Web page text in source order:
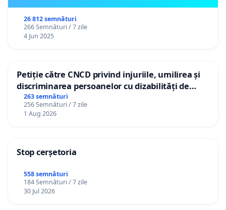
26 812 semnături
266 Semnături / 7 zile
4 Jun 2025
Petiție către CNCD privind injuriile, umilirea și
discriminarea persoanelor cu dizabilități de
către utilizatorul TikTok „Gorici”
263 semnături
256 Semnături / 7 zile
1 Aug 2026
Stop cerșetoria
558 semnături
184 Semnături / 7 zile
30 Jul 2026